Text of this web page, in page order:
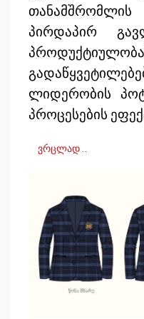
პირდაპირ
ლიდერობის
პროცესების
ვრცლად …